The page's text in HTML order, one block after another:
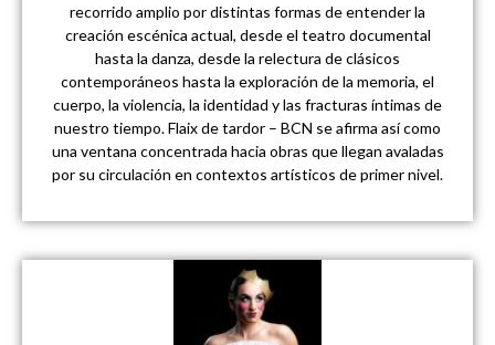
recorrido amplio por distintas formas de entender la
creación escénica actual, desde el teatro documental
hasta la danza, desde la relectura de clásicos
contemporáneos hasta la exploración de la memoria, el
cuerpo, la violencia, la identidad y las fracturas íntimas de
nuestro tiempo. Flaix de tardor – BCN se afirma así como
una ventana concentrada hacia obras que llegan avaladas
por su circulación en contextos artísticos de primer nivel.